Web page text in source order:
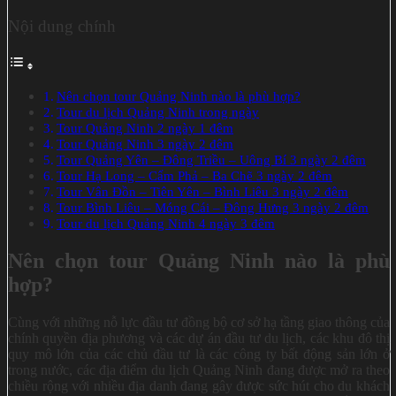
Nội dung chính
Nên chọn tour Quảng Ninh nào là phù hợp?
Tour du lịch Quảng Ninh trong ngày
Tour Quảng Ninh 2 ngày 1 đêm
Tour Quảng Ninh 3 ngày 2 đêm
Tour Quảng Yên – Đông Triều – Uông Bí 3 ngày 2 đêm
Tour Hạ Long – Cẩm Phả – Ba Chẽ 3 ngày 2 đêm
Tour Vân Đồn – Tiên Yên – Bình Liêu 3 ngày 2 đêm
Tour Bình Liêu – Móng Cái – Đông Hưng 3 ngày 2 đêm
Tour du lịch Quảng Ninh 4 ngày 3 đêm
Nên chọn tour Quảng Ninh nào là phù
hợp?
Cùng với những nỗ lực đầu tư đồng bộ cơ sở hạ tầng giao thông của
chính quyền địa phương và các dự án đầu tư du lịch, các khu đô thị
quy mô lớn của các chủ đầu tư là các công ty bất động sản lớn ở
trong nước, các địa điểm du lịch Quảng Ninh đang được mở ra theo
chiều rộng với nhiều địa danh đang gây được sức hút cho du khách